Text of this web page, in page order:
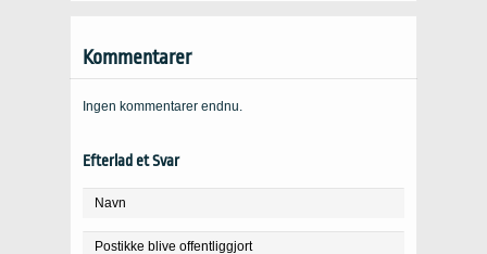
Kommentarer
Ingen kommentarer endnu.
Efterlad et Svar